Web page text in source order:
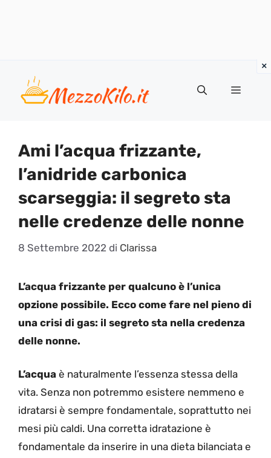
contenuto
Menu
Ami l’acqua frizzante,
l’anidride carbonica
scarseggia: il segreto sta
nelle credenze delle nonne
8 Settembre 2022 di Clarissa
L’acqua frizzante per qualcuno è l’unica
opzione possibile. Ecco come fare nel pieno di
una crisi di gas: il segreto sta nella credenza
delle nonne.
L’acqua è naturalmente l’essenza stessa della
vita. Senza non potremmo esistere nemmeno e
idratarsi è sempre fondamentale, soprattutto nei
mesi più caldi. Una corretta idratazione è
fondamentale da inserire in una dieta bilanciata e